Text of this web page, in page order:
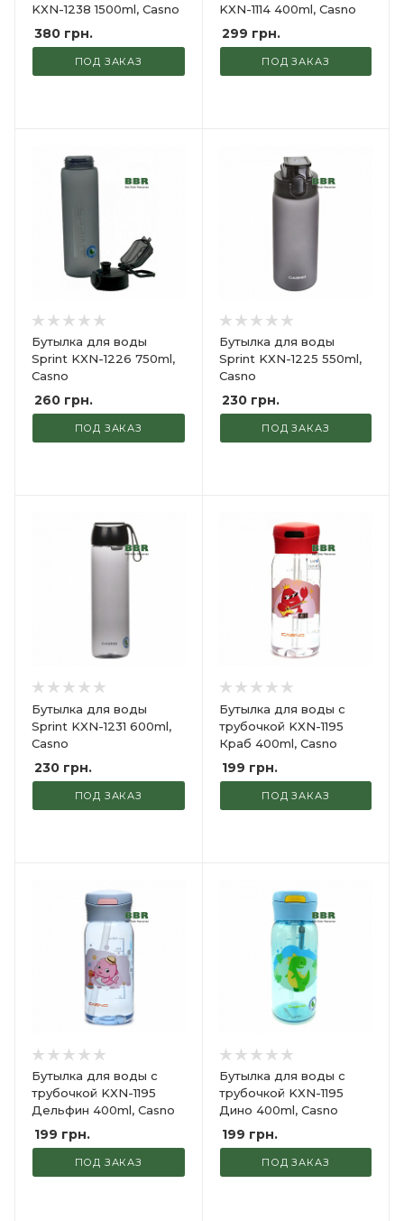
KXN-1238 1500ml, Casno
380 грн.
ПОД ЗАКАЗ
KXN-1114 400ml, Casno
299 грн.
ПОД ЗАКАЗ
Бутылка для воды
Sprint KXN-1226 750ml,
Casno
260 грн.
ПОД ЗАКАЗ
Бутылка для воды
Sprint KXN-1225 550ml,
Casno
230грн.
ПОД ЗАКАЗ
Бутылка для воды
Sprint KXN-1231 600ml,
Casno
230 грн.
ПОД ЗАКАЗ
Бутылка для воды с
трубочкой KXN-1195
Краб 400ml, Casno
199 грн.
ПОД ЗАКАЗ
Бутылка для воды с
трубочкой KXN-1195
Дельфин 400ml, Casno
199 грн.
ПОД ЗАКАЗ
Бутылка для воды с
трубочкой KXN-1195
Дино 400ml, Casno
199 грн.
ПОД ЗАКАЗ